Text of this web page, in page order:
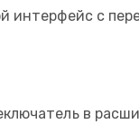
интерфейс с
в